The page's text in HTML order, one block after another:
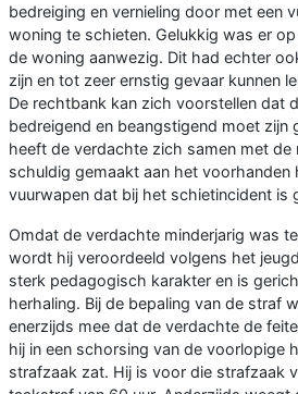
bedreiging en vernieling door met een
woning te schieten. Gelukkig was er
de woning aanwezig. Dit had echter
zijn en tot zeer ernstig gevaar kunnen
De rechtbank kan zich voorstellen dat
bedreigend en beangstigend moet zijn
heeft de verdachte zich samen met de
schuldig gemaakt aan het voorhanden
vuurwapen dat bij het schietincident is
Omdat de verdachte minderjarig was
wordt hij veroordeeld volgens het
sterk pedagogisch karakter en is
herhaling. Bij de bepaling van de straf
enerzijds mee dat de verdachte de
hij in een schorsing van de voorlopige
strafzaak zat. Hij is voor die strafzaak